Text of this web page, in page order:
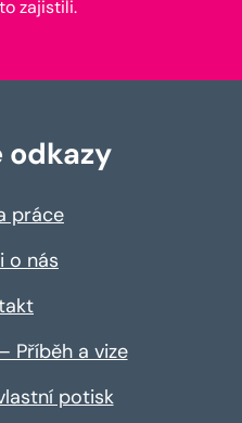
zajistili.
odkazy
práce
o nás
Příběh a vize
potisk